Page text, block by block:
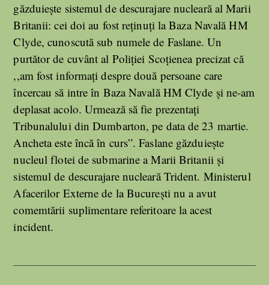
găzduiește sistemul de descurajare nucleară al Marii
Britanii: cei doi au fost reținuți la Baza Navală HM
Clyde, cunoscută sub numele de Faslane. Un
purtător de cuvânt al Poliției Scoțienea precizat că
,,am fost informați despre două persoane care
încercau să intre în Baza Navală HM Clyde și ne-am
deplasat acolo. Urmează să fie prezentați
Tribunalului din Dumbarton, pe data de 23 martie.
Ancheta este încă în curs”. Faslane găzduiește
nucleul flotei de submarine a Marii Britanii și
sistemul de descurajare nucleară Trident. Ministerul
Afacerilor Externe de la București nu a avut
comemtării suplimentare referitoare la acest
incident.